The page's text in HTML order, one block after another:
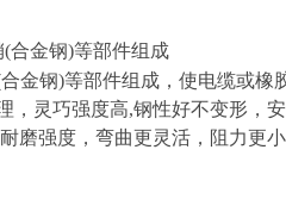
合金钢)等部件组成
金钢)等部件组成，使电缆或橡
，灵巧强度高,钢性好不变形，
磨强度，弯曲更灵活，阻力更小